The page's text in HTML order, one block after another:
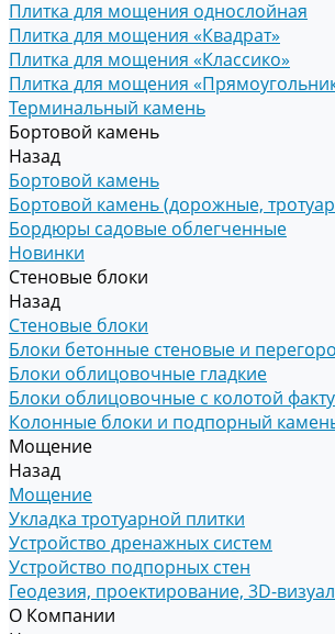
Плитка для мощения однослойная
Плитка для мощения «Квадрат»
Плитка для мощения «Классико»
Плитка для мощения
Терминальный камень
Бортовой камень
Назад
Бортовой камень
Бортовой камень (дорожные,
Бордюры садовые облегченные
Новинки
Стеновые блоки
Назад
Стеновые блоки
Блоки бетонные стеновые и
Блоки облицовочные гладкие
Блоки облицовочные с колотой
Колонные блоки и подпорный
Мощение
Назад
Мощение
Укладка тротуарной плитки
Устройство дренажных систем
Устройство подпорных стен
Геодезия, проектирование, 3D-
О Компании